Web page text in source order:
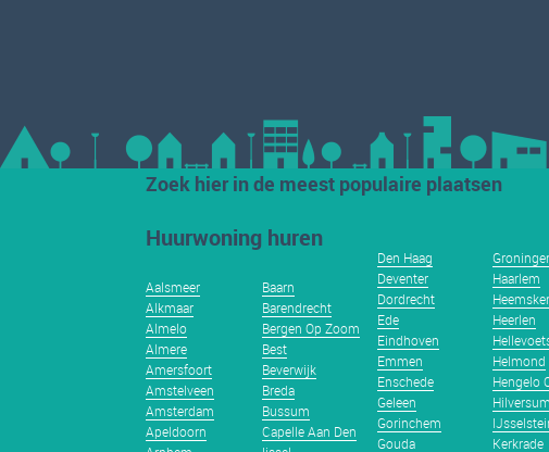
Zoek hier in de meest populaire plaatsen
Huurwoning huren
Aalsmeer
Alkmaar
Almelo
Almere
Amersfoort
Amstelveen
Amsterdam
Apeldoorn
Baarn
Barendrecht
Bergen Op Zoom
Best
Beverwijk
Breda
Bussum
Capelle Aan Den
Den Haag
Deventer
Dordrecht
Ede
Eindhoven
Emmen
Enschede
Geleen
Gorinchem
Gouda
Haarlem
Heerlen
Helmond
Hengelo
Hilversum
Kerkrade